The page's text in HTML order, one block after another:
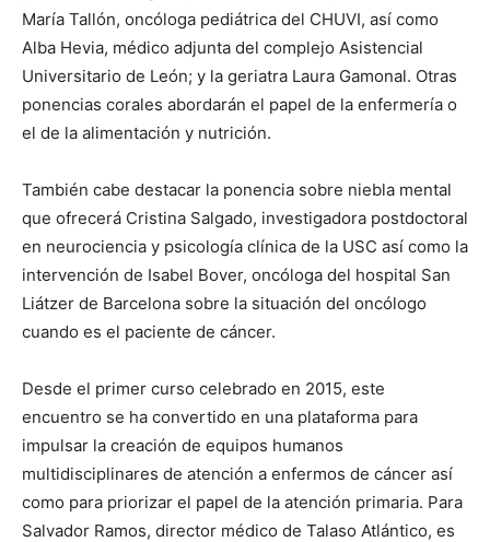
María Tallón, oncóloga pediátrica del CHUVI, así como
Alba Hevia, médico adjunta del complejo Asistencial
Universitario de León; y la geriatra Laura Gamonal. Otras
ponencias corales abordarán el papel de la enfermería o
el de la alimentación y nutrición.
También cabe destacar la ponencia sobre niebla mental
que ofrecerá Cristina Salgado, investigadora postdoctoral
en neurociencia y psicología clínica de la USC así como la
intervención de Isabel Bover, oncóloga del hospital San
Liátzer de Barcelona sobre la situación del oncólogo
cuando es el paciente de cáncer.
Desde el primer curso celebrado en 2015, este
encuentro se ha convertido en una plataforma para
impulsar la creación de equipos humanos
multidisciplinares de atención a enfermos de cáncer así
como para priorizar el papel de la atención primaria. Para
Salvador Ramos, director médico de Talaso Atlántico, es